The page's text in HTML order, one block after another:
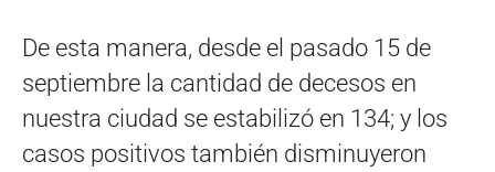
De esta manera, desde el pasado 15 de
septiembre la cantidad de decesos en
nuestra ciudad se estabilizó en 134; y los
casos positivos también disminuyeron